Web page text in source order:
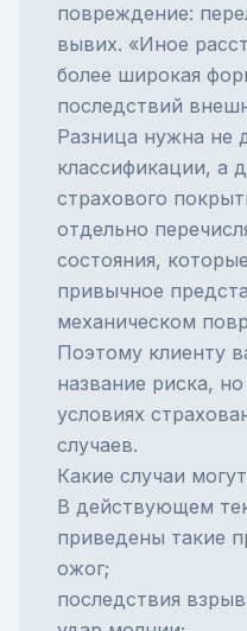
повреждение:
вывих. «Иное
более широкая
последствий
Разница нужна не
классификации, а
страхового
отдельно
состояния,
привычное
механическом
Поэтому клиенту
название риска,
условиях
случаев.
Какие случаи
В действующем
приведены такие
ожог;
последствия